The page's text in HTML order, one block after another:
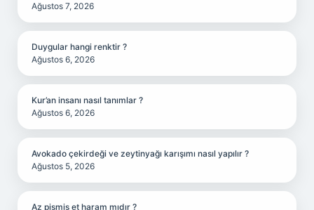
Ağustos 7, 2026
Duygular hangi renktir ?
Ağustos 6, 2026
Kur’an insanı nasıl tanımlar ?
Ağustos 6, 2026
Avokado çekirdeği ve zeytinyağı karışımı nasıl yapılır ?
Ağustos 5, 2026
Az pişmiş et haram mıdır ?